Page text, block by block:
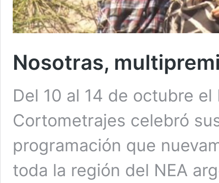
Nosotras,
Del 10 al 14 de octubre
Cortometrajes celebró
programación que
toda la región del NEA